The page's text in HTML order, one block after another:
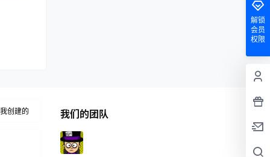
解锁
会员
权限
我创建的 我们的团队